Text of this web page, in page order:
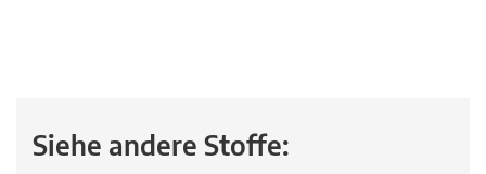
Siehe andere Stoffe: